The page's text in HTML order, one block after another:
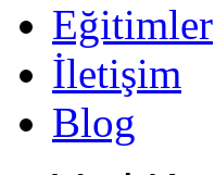
Eğitimler
İletişim
Blog